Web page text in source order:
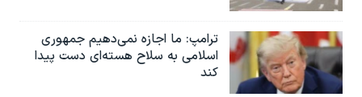
ترامپ: ما اجازه نمی‌دهیم جمهوری
اسلامی به سلاح هسته‌ای دست پیدا
کند